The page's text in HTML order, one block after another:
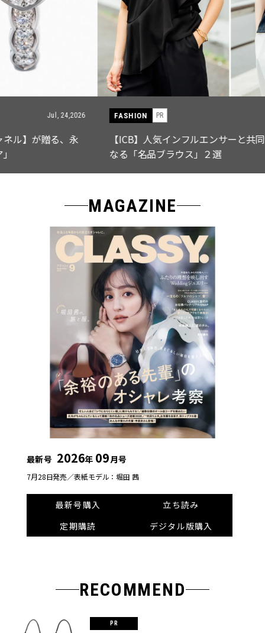
FASHION PR
【ICB】人気インフルエンサーと共同制作! 週5で着たく
なる「名品ブラウス」２選
MAGAZINE
最新号 2026年 09月号
7月28日発売／表紙モデル：堀田 茜
最新号購入
立ち読み
定期購読
デジタル版購入
RECOMMEND